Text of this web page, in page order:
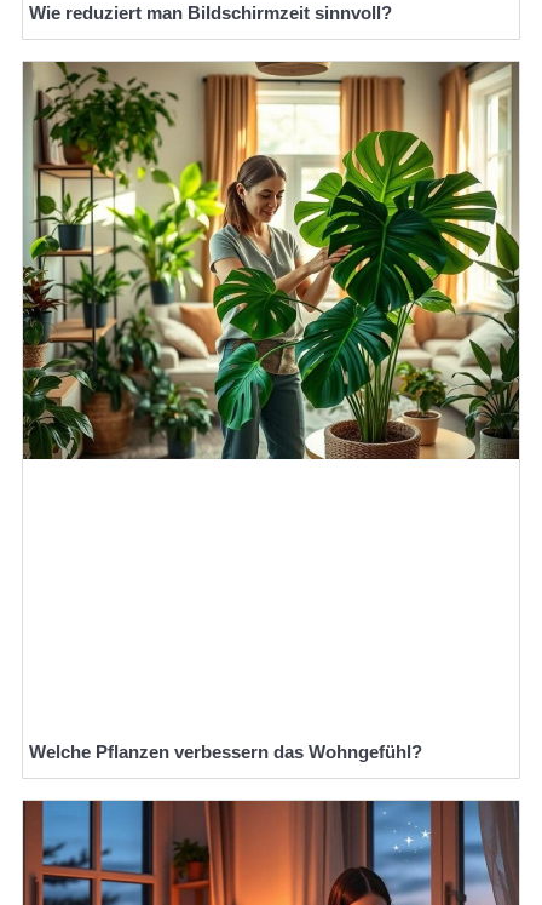
Wie reduziert man Bildschirmzeit sinnvoll?
Welche Pflanzen verbessern das Wohngefühl?